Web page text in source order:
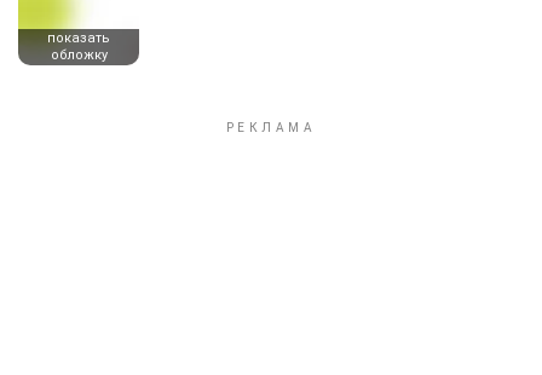
показать
обложку